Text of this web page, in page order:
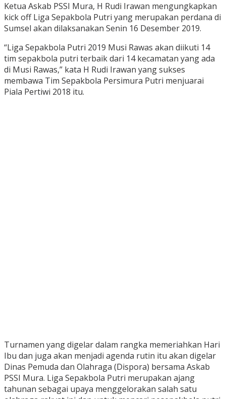
Ketua Askab PSSI Mura, H Rudi Irawan mengungkapkan
kick off Liga Sepakbola Putri yang merupakan perdana di
Sumsel akan dilaksanakan Senin 16 Desember 2019.
“Liga Sepakbola Putri 2019 Musi Rawas akan diikuti 14
tim sepakbola putri terbaik dari 14 kecamatan yang ada
di Musi Rawas,” kata H Rudi Irawan yang sukses
membawa Tim Sepakbola Persimura Putri menjuarai
Piala Pertiwi 2018 itu.
Turnamen yang digelar dalam rangka memeriahkan Hari
Ibu dan juga akan menjadi agenda rutin itu akan digelar
Dinas Pemuda dan Olahraga (Dispora) bersama Askab
PSSI Mura. Liga Sepakbola Putri merupakan ajang
tahunan sebagai upaya menggelorakan salah satu